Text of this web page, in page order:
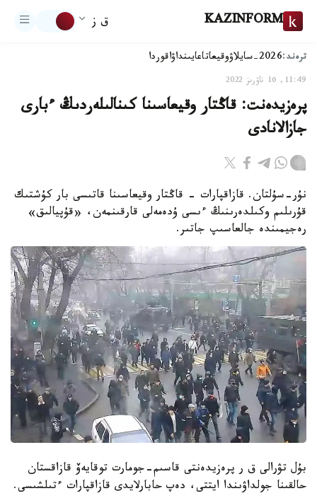
KAZINFORM ق ز
ترەند:2026-سايلاۋ وقيعاتاعايىنداۋاقوردا
11:49, 16 ناۋرىز 2022
پرەزيدەنت: قاڭتار وقيعاسىنا كىنالىلەردىڭ ءبارى
جازالانادى
نۇر-سۇلتان. قازاقپارات - قاڭتار وقيعاسىنا قاتىسى بار كۇشتىك
قۇرىلىم وكىلدەرىنىڭ ءىسى ۇدەمەلى قارقىنمەن، «قۇپيالىق»
رەجيمىندە جالعاسىپ جاتىر.
بۇل تۋرالى ق ر پرەزيدەنتى قاسىم-جومارت توقايەۆ قازاقستان
حالقىنا جولداۋىندا ايتتى، دەپ حابارلايدى قازاقپارات ءتىلشىسى.